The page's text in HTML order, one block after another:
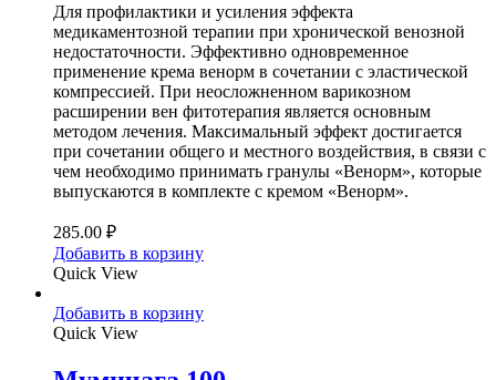
Для профилактики и усиления эффекта
медикаментозной терапии при хронической венозной
недостаточности. Эффективно одновременное
применение крема венорм в сочетании с эластической
компрессией. При неосложненном варикозном
расширении вен фитотерапия является основным
методом лечения. Максимальный эффект достигается
при сочетании общего и местного воздействия, в связи с
чем необходимо принимать гранулы «Венорм», которые
выпускаются в комплекте с кремом «Венорм».
285.00 ₽
Добавить в корзину
Quick View
Добавить в корзину
Quick View